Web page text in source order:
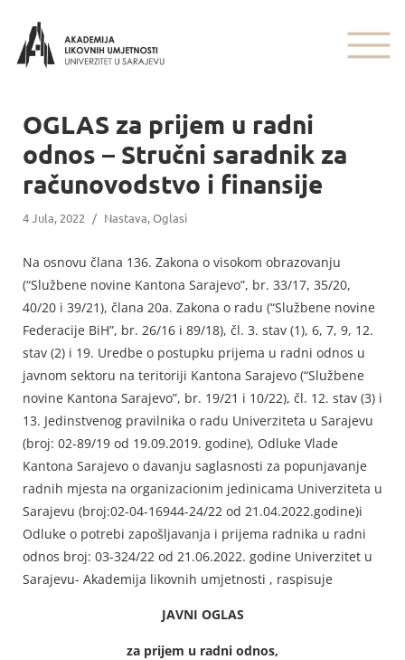
OGLAS za prijem u radni
odnos – Stručni saradnik za
računovodstvo i finansije
4 Jula, 2022 / Nastava,Oglasi
Na osnovu člana 136. Zakona o visokom obrazovanju
(“Službene novine Kantona Sarajevo”, br. 33/17, 35/20,
40/20 i 39/21), člana 20a. Zakona o radu (“Službene novine
Federacije BiH”, br. 26/16 i 89/18), čl. 3. stav (1), 6, 7, 9, 12.
stav (2) i 19. Uredbe o postupku prijema u radni odnos u
javnom sektoru na teritoriji Kantona Sarajevo (“Službene
novine Kantona Sarajevo”, br. 19/21 i 10/22), čl. 12. stav (3) i
13. Jedinstvenog pravilnika o radu Univerziteta u Sarajevu
(broj: 02-89/19 od 19.09.2019. godine), Odluke Vlade
Kantona Sarajevo o davanju saglasnosti za popunjavanje
radnih mjesta na organizacionim jedinicama Univerziteta u
Sarajevu (broj:02-04-16944-24/22 od 21.04.2022.godine)i
Odluke o potrebi zapošljavanja i prijema radnika u radni
odnos broj: 03-324/22 od 21.06.2022. godine Univerzitet u
Sarajevu- Akademija likovnih umjetnosti , raspisuje
JAVNI OGLAS
za prijem u radni odnos,